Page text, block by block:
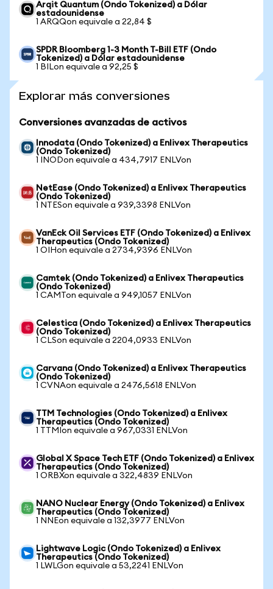
Arqit Quantum (Ondo Tokenized) a Dólar
estadounidense
1 ARQQon equivale a 22,84 $
SPDR Bloomberg 1-3 Month T-Bill ETF (Ondo
Tokenized) a Dólar estadounidense
1 BILon equivale a 92,25 $
Explorar más conversiones
Conversiones avanzadas de activos
Innodata (Ondo Tokenized) a Enlivex Therapeutics
(Ondo Tokenized)
1 INODon equivale a 434,7917 ENLVon
NetEase (Ondo Tokenized) a Enlivex Therapeutics
(Ondo Tokenized)
1 NTESon equivale a 939,3398 ENLVon
VanEck Oil Services ETF (Ondo Tokenized) a Enlivex
Therapeutics (Ondo Tokenized)
1 OIHon equivale a 2734,9396 ENLVon
Camtek (Ondo Tokenized) a Enlivex Therapeutics
(Ondo Tokenized)
1 CAMTon equivale a 949,1057 ENLVon
Celestica (Ondo Tokenized) a Enlivex Therapeutics
(Ondo Tokenized)
1 CLSon equivale a 2204,0933 ENLVon
Carvana (Ondo Tokenized) a Enlivex Therapeutics
(Ondo Tokenized)
1 CVNAon equivale a 2476,5618 ENLVon
TTM Technologies (Ondo Tokenized) a Enlivex
Therapeutics (Ondo Tokenized)
1 TTMIon equivale a 967,0331 ENLVon
Global X Space Tech ETF (Ondo Tokenized) a Enlivex
Therapeutics (Ondo Tokenized)
1 ORBXon equivale a 322,4839 ENLVon
NANO Nuclear Energy (Ondo Tokenized) a Enlivex
Therapeutics (Ondo Tokenized)
1 NNEon equivale a 132,3977 ENLVon
Lightwave Logic (Ondo Tokenized) a Enlivex
Therapeutics (Ondo Tokenized)
1 LWLGon equivale a 53,2241 ENLVon